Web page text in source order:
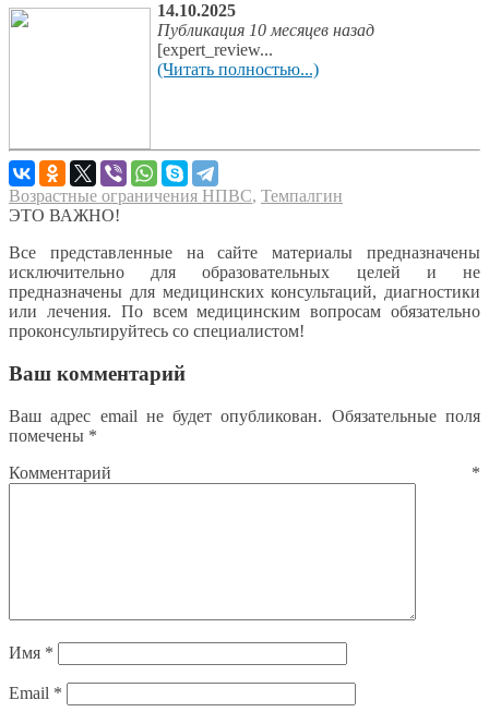
14.10.2025
Публикация 10 месяцев назад
[expert_review...
(Читать полностью...)
Возрастные ограничения НПВС, Темпалгин
ЭТО ВАЖНО!
Все представленные на сайте материалы предназначены
исключительно для образовательных целей и не
предназначены для медицинских консультаций, диагностики
или лечения. По всем медицинским вопросам обязательно
проконсультируйтесь со специалистом!
Ваш комментарий
Ваш адрес email не будет опубликован. Обязательные поля
помечены *
Комментарий *
Имя *
Email *